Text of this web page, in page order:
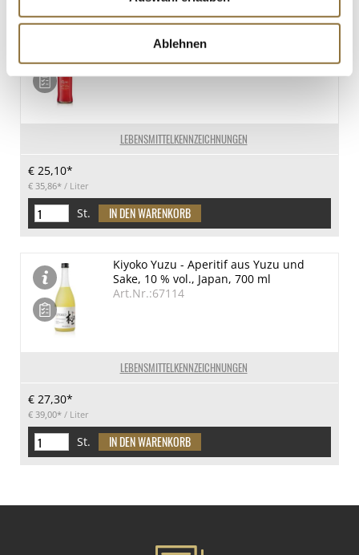
Ablehnen
LEBENSMITTELKENNZEICHNUNGEN
Sarti Rosa Aperitif, 14 % vol., Italien ,
Art.Nr.:66057
€ 25,10*
€ 35,86* / Liter
St.
LEBENSMITTELKENNZEICHNUNGEN
Kiyoko Yuzu - Aperitif aus Yuzu und
Sake, 10 % vol., Japan, 700 ml
Art.Nr.:67114
€ 27,30*
€ 39,00* / Liter
St.